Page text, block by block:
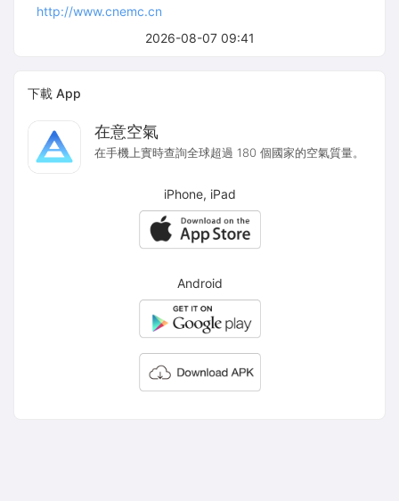
2026-08-07 09:41
http://www.cnemc.cn
下載 App
在意空氣
在手機上實時查詢全球超過 180 個國家的空氣質量。
iPhone, iPad
Android